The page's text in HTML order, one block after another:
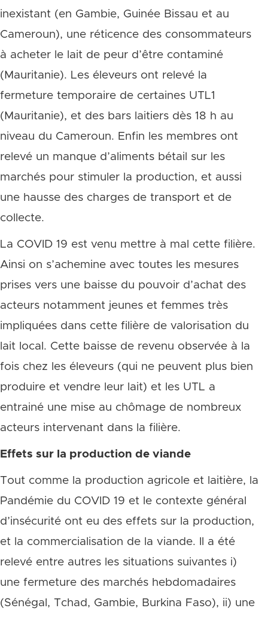
inexistant (en Gambie, Guinée Bissau et au
Cameroun), une réticence des consommateurs
à acheter le lait de peur d’être contaminé
(Mauritanie). Les éleveurs ont relevé la
fermeture temporaire de certaines UTL1
(Mauritanie), et des bars laitiers dès 18 h au
niveau du Cameroun. Enfin les membres ont
relevé un manque d’aliments bétail sur les
marchés pour stimuler la production, et aussi
une hausse des charges de transport et de
collecte.
La COVID 19 est venu mettre à mal cette filière.
Ainsi on s’achemine avec toutes les mesures
prises vers une baisse du pouvoir d’achat des
acteurs notamment jeunes et femmes très
impliquées dans cette filière de valorisation du
lait local. Cette baisse de revenu observée à la
fois chez les éleveurs (qui ne peuvent plus bien
produire et vendre leur lait) et les UTL a
entrainé une mise au chômage de nombreux
acteurs intervenant dans la filière.
Effets sur la production de viande
Tout comme la production agricole et laitière, la
Pandémie du COVID 19 et le contexte général
d’insécurité ont eu des effets sur la production,
et la commercialisation de la viande. Il a été
relevé entre autres les situations suivantes i)
une fermeture des marchés hebdomadaires
(Sénégal, Tchad, Gambie, Burkina Faso), ii) une